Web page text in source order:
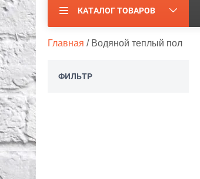
КАТАЛОГ ТОВАРОВ
Главная / Водяной теплый пол
ФИЛЬТР